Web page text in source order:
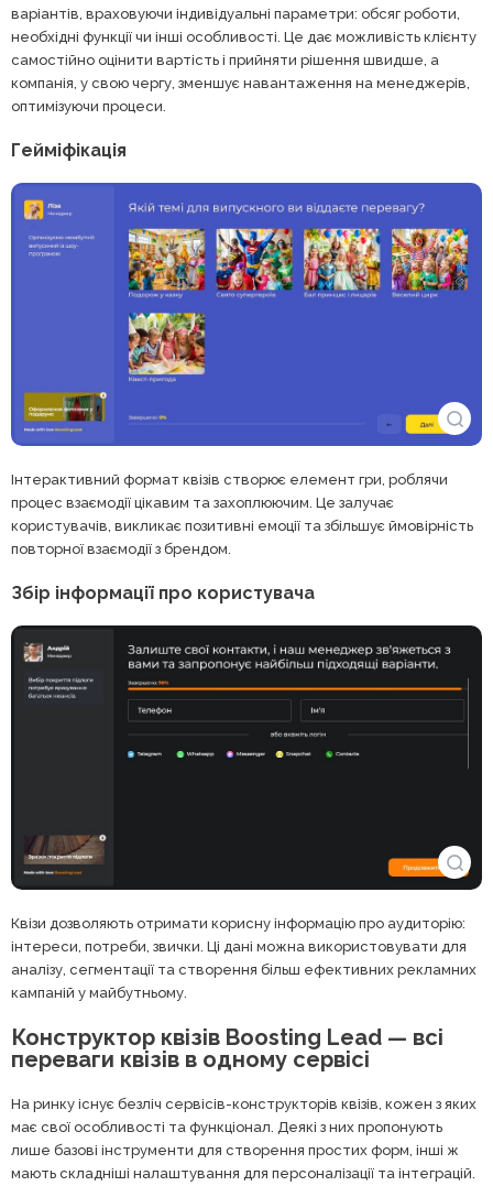
варіантів, враховуючи індивідуальні параметри: обсяг роботи,
необхідні функції чи інші особливості. Це дає можливість клієнту
самостійно оцінити вартість і прийняти рішення швидше, а
компанія, у свою чергу, зменшує навантаження на менеджерів,
оптимізуючи процеси.
Гейміфікація
Інтерактивний формат квізів створює елемент гри, роблячи
процес взаємодії цікавим та захоплюючим. Це залучає
користувачів, викликає позитивні емоції та збільшує ймовірність
повторної взаємодії з брендом.
Збір інформації про користувача
Квізи дозволяють отримати корисну інформацію про аудиторію:
інтереси, потреби, звички. Ці дані можна використовувати для
аналізу, сегментації та створення більш ефективних рекламних
кампаній у майбутньому.
Конструктор квізів Boosting Lead — всі
переваги квізів в одному сервісі
На ринку існує безліч сервісів-конструкторів квізів, кожен з яких
має свої особливості та функціонал. Деякі з них пропонують
лише базові інструменти для створення простих форм, інші ж
мають складніші налаштування для персоналізації та інтеграцій.